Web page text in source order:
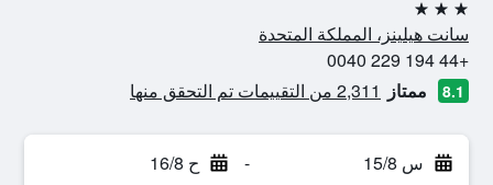
3 نجوم
سانت هيلينز، المملكة المتحدة
+44 194 229 0040
8.1 ممتاز 2,311 من التقييمات تم التحقق منها
س 15/8 - ح 16/8